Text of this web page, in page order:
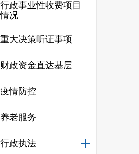
行政事业性收费项目
情况
重大决策听证事项
财政资金直达基层
疫情防控
养老服务
行政执法